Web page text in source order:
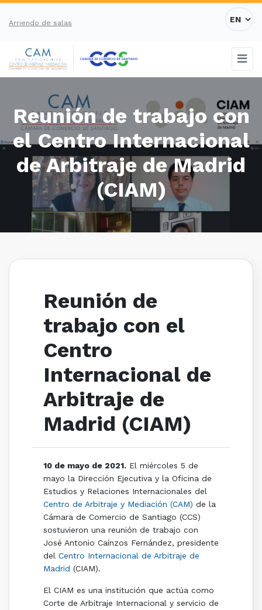
Arriendo de salas
Reunión de trabajo con
el Centro Internacional
de Arbitraje de Madrid
(CIAM)
Reunión de
trabajo con el
Centro
Internacional de
Arbitraje de
Madrid (CIAM)
10 de mayo de 2021.El miércoles 5 de
mayo la Dirección Ejecutiva y la Oficina de
Estudios y Relaciones Internacionales del
Centro de Arbitraje y Mediación (CAM) de la
Cámara de Comercio de Santiago (CCS)
sostuvieron una reunión de trabajo con
José Antonio Caínzos Fernández, presidente
del Centro Internacional de Arbitraje de
Madrid (CIAM).
El CIAM es una institución que actúa como
Corte de Arbitraje Internacional y servicio de